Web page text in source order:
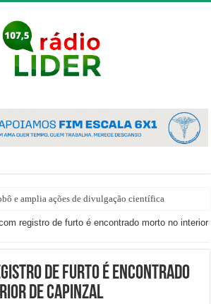
e amplia ações de divulgação científica
registro de furto é encontrado morto no interior
de furto é encontrado
de Capinzal